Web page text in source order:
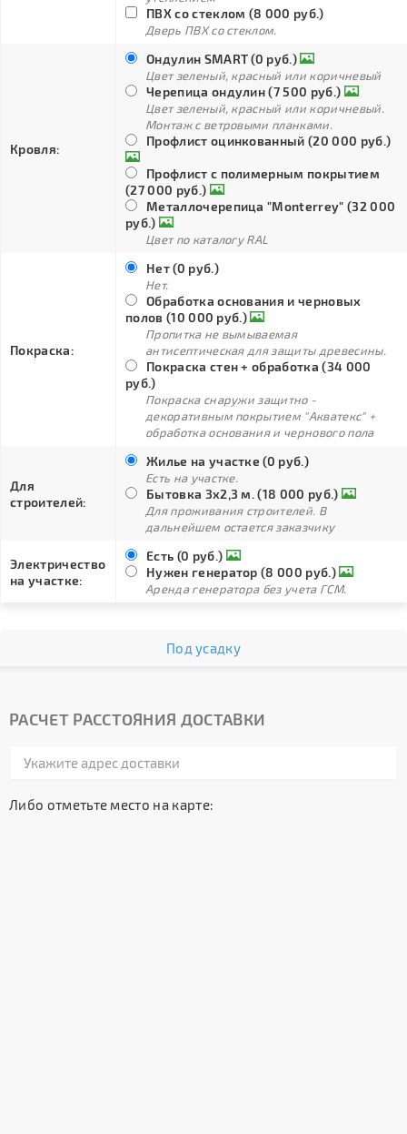
ПВХ со стеклом (8 000 руб.)
Дверь ПВХ со стеклом.
Кровля:
Ондулин SMART (0 руб.)
Цвет зеленый, красный или коричневый
Черепица ондулин (7 500 руб.)
Цвет зеленый, красный или коричневый.
Монтаж с ветровыми планками.
Профлист оцинкованный (20 000 руб.)
Профлист с полимерным покрытием
(27 000 руб.)
Металлочерепица "Monterrey" (32 000
руб.)
Цвет по каталогу RAL
Покраска:
Нет (0 руб.)
Нет.
Обработка основания и черновых
полов (10 000 руб.)
Пропитка не вымываемая
антисептическая для защиты древесины.
Покраска стен + обработка (34 000
руб.)
Покраска снаружи защитно -
декоративным покрытием "Акватекс" +
обработка основания и чернового пола
Для
строителей:
Жилье на участке (0 руб.)
Есть на участке.
Бытовка 3х2,3 м. (18 000 руб.)
Для проживания строителей. В
дальнейшем остается заказчику
Электричество
на участке:
Есть (0 руб.)
Нужен генератор (8 000 руб.)
Аренда генератора без учета ГСМ.
Под усадку
РАСЧЕТ РАССТОЯНИЯ ДОСТАВКИ
Либо отметьте место на карте: